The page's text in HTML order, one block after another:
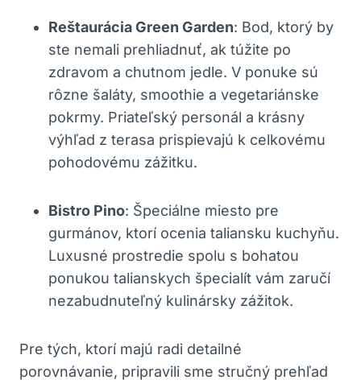
Reštaurácia Green Garden: Bod, ktorý by
ste nemali prehliadnuť, ak túžite po
zdravom a chutnom jedle. V ponuke sú
rôzne šaláty, smoothie a vegetariánske
pokrmy. Priateľský personál a krásny
výhľad z terasa prispievajú k celkovému
pohodovému zážitku.
Bistro Pino: Špeciálne miesto pre
gurmánov, ktorí ocenia taliansku kuchyňu.
Luxusné prostredie spolu s bohatou
ponukou talianskych špecialít vám zaručí
nezabudnuteľný kulinársky zážitok.
Pre tých, ktorí majú radi detailné
porovnávanie, pripravili sme stručný prehľad